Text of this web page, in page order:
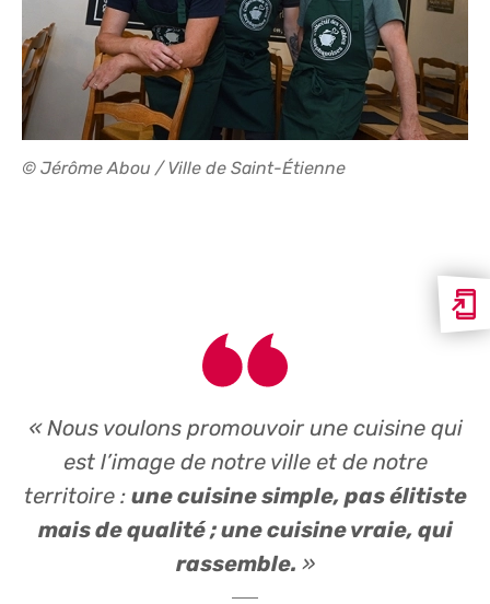
© Jérôme Abou / Ville de Saint-Étienne
« Nous voulons promouvoir une cuisine qui
est l’image de notre ville et de notre
territoire : une cuisine simple, pas élitiste
mais de qualité ; une cuisine vraie, qui
rassemble. »